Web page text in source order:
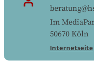
Im
50670 Köln
Internetseite